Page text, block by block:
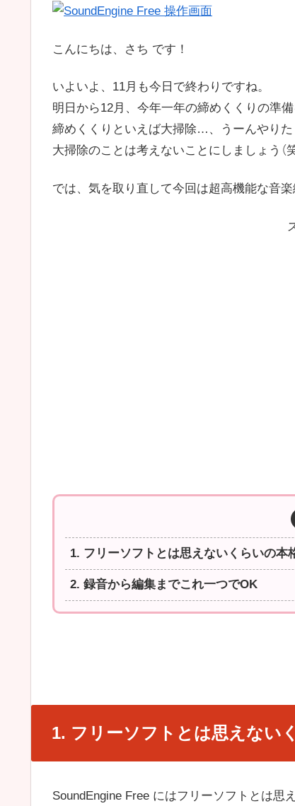
こんにちは、さち です！
いよいよ、11月も今日で終わりですね。
明日から12月、今年一年の締めくくりの準備
締めくくりといえば大掃除…、うーんやりた
大掃除のことは考えないことにしましょう（笑
では、気を取り直して今回は超高機能な音
1. フリーソフトとは思えないくらいの本
2. 録音から編集までこれ一つでOK
1. フリーソフトとは思えない
SoundEngine Free にはフリーソフトとは思